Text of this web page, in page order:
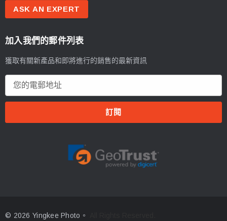
ASK AN EXPERT
加入我們的郵件列表
獲取有關新產品和即將進行的銷售的最新資訊
郵
© 2026 Yingkee Photo。